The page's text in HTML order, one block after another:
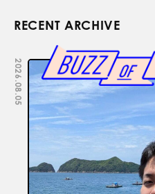
RECENT ARCHIVE
2026.08.05